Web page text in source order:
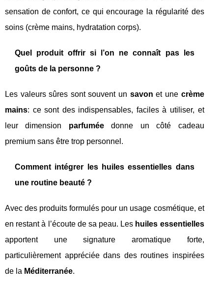
sensation de confort, ce qui encourage la régularité des
soins (crème mains, hydratation corps).
Quel produit offrir si l’on ne connaît pas les
goûts de la personne ?
Les valeurs sûres sont souvent un savon et une crème
mains: ce sont des indispensables, faciles à utiliser, et
leur dimension parfuméedonne un côté cadeau
premium sans être trop personnel.
Comment intégrer les huiles essentielles dans
une routine beauté ?
Avec des produits formulés pour un usage cosmétique, et
en restant à l’écoute de sa peau. Les huiles essentielles
apportent une signature aromatique forte,
particulièrement appréciée dans des routines inspirées
de la Méditerranée.